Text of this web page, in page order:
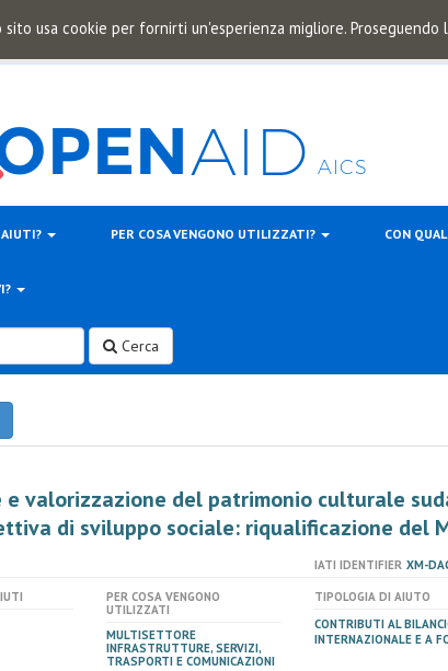
sito usa cookie per fornirti un'esperienza migliore.
AIUTI? PER COSA VENGONO UTILIZZATI? CON
Cerca
e valorizzazione del patrimonio culturale
di sviluppo sociale: riqualificazione del
IATI IDENTIFIER XM-
PER COSA VENGONO
UTILIZZATI
MULTISETTORE
INFRASTRUTTURE, SERVIZI,
TRASPORTI E COMUNICAZIONI
TIPOLOGIA DI AIUTO
CONTRIBUTI AL
INTERNAZIONALE E A